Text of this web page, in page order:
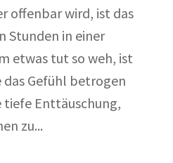
offenbar wird, ist das
Stunden in einer
etwas tut so weh, ist
Gefühl betrogen
tiefe Enttäuschung,
zu...